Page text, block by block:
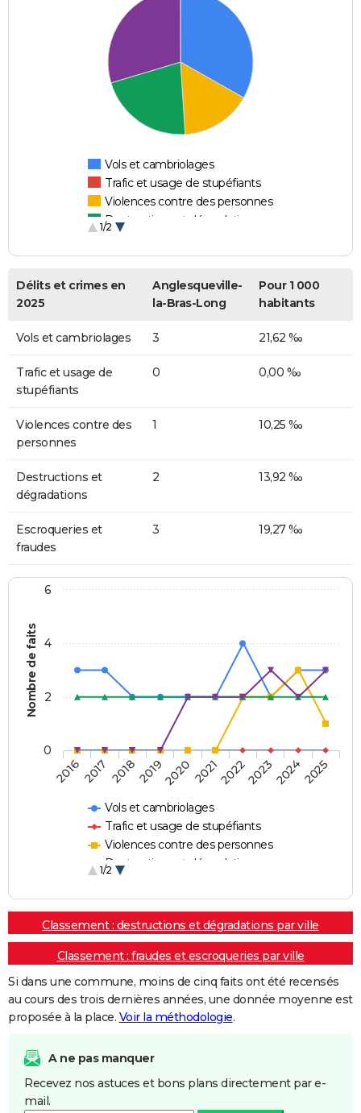
Vols et cambriolages
Trafic et usage de stupéfiants
Violences contre des personnes
Destructions et dégradations
1/2
Délits et crimes en
2025
Anglesqueville-
la-Bras-Long
Pour 1 000
habitants
Vols et cambriolages 3 21,62 ‰
Trafic et usage de
stupéfiants
0 0,00 ‰
Violences contre des
personnes
1 10,25 ‰
Destructions et
dégradations
2 13,92 ‰
Escroqueries et
fraudes
3 19,27 ‰
Nombre de faits
Vols et cambriolages
Trafic et usage de stupéfiants
Violences contre des personnes
Destructions et dégradations
1/2
20162017 20182019202020212022202320242025
0
2
4
6
Classement : destructions et dégradations par ville
Classement : fraudes et escroqueries par ville
Si dans une commune, moins de cinq faits ont été recensés
au cours des trois dernières années, une donnée moyenne est
proposée à la place. Voir la méthodologie.
A ne pas manquer
Recevez nos astuces et bons plans directement par e-
mail.